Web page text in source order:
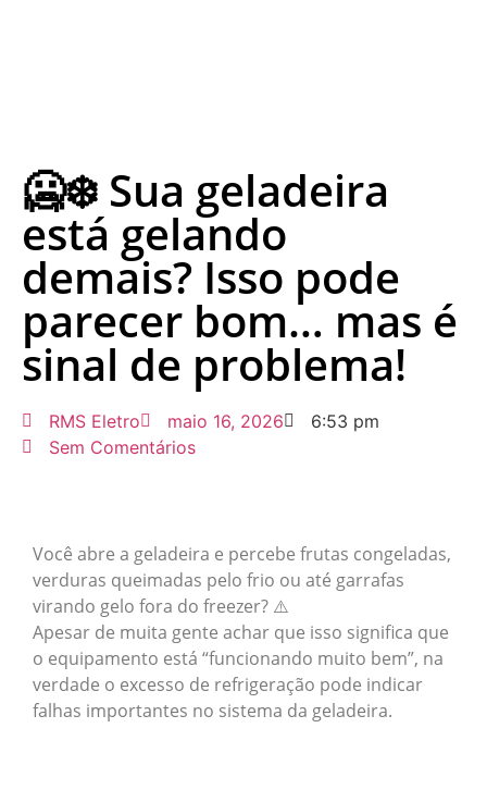
🥶❄️ Sua geladeira
está gelando
demais? Isso pode
parecer bom… mas é
sinal de problema!
RMS Eletro maio 16, 2026
6:53 pm
Sem Comentários
Você abre a geladeira e percebe frutas congeladas,
verduras queimadas pelo frio ou até garrafas
virando gelo fora do freezer? ⚠️
Apesar de muita gente achar que isso significa que
o equipamento está “funcionando muito bem”, na
verdade o excesso de refrigeração pode indicar
falhas importantes no sistema da geladeira.